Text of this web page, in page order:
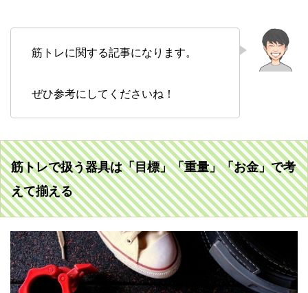
筋トレに関する記事になります。
ぜひ参考にしてくださいね！
筋トレで扱う器具は「目標」「重量」「お金」で考
えて揃える